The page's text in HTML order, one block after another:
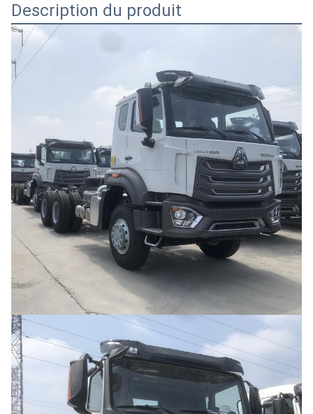
Description du produit